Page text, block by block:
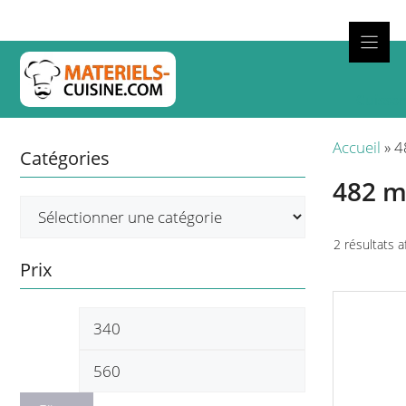
contenu
Accueil »
482
2 résultats
Catégories
Prix
Prix